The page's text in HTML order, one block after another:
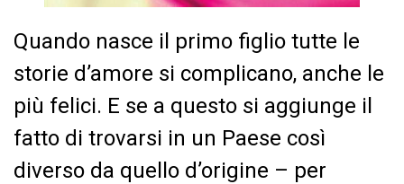
Quando nasce il primo figlio tutte le
storie d’amore si complicano, anche le
più felici. E se a questo si aggiunge il
fatto di trovarsi in un Paese così
diverso da quello d’origine – per